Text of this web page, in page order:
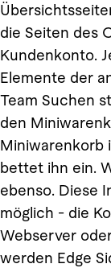
die Seiten des
Kundenkonto.
Elemente der
Team Suchen
den
Miniwarenkorb
bettet ihn ein.
ebenso. Diese
möglich - die
Webserver
werden Edge